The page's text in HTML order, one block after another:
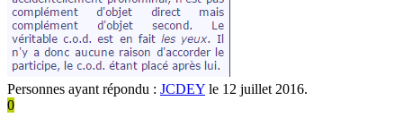
Personnes ayant répondu : JCDEY le 12 juillet 2016.
0